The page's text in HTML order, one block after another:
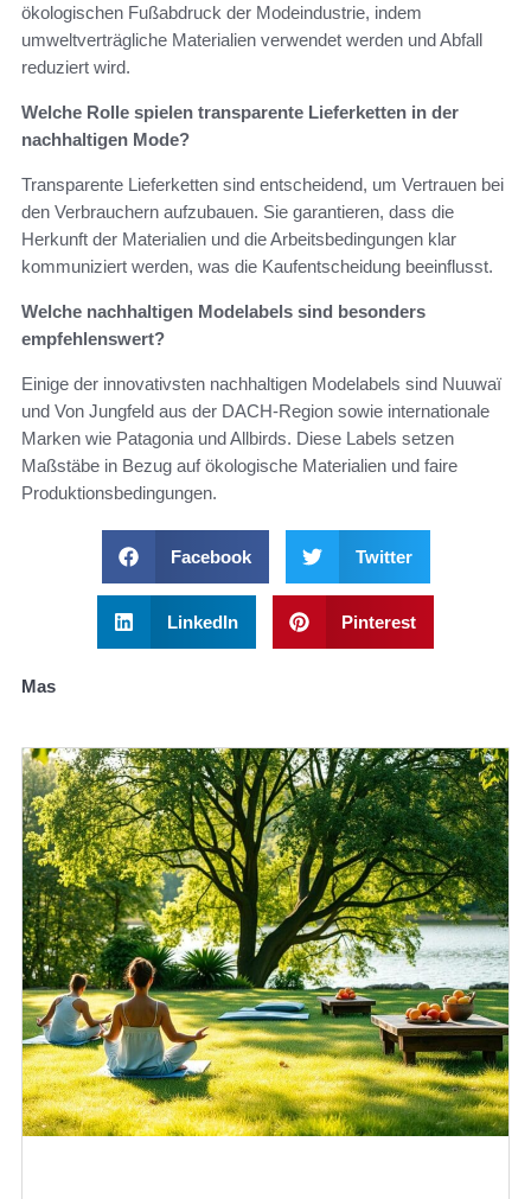
ökologischen Fußabdruck der Modeindustrie, indem
umweltverträgliche Materialien verwendet werden und Abfall
reduziert wird.
Welche Rolle spielen transparente Lieferketten in der
nachhaltigen Mode?
Transparente Lieferketten sind entscheidend, um Vertrauen bei
den Verbrauchern aufzubauen. Sie garantieren, dass die
Herkunft der Materialien und die Arbeitsbedingungen klar
kommuniziert werden, was die Kaufentscheidung beeinflusst.
Welche nachhaltigen Modelabels sind besonders
empfehlenswert?
Einige der innovativsten nachhaltigen Modelabels sind Nuuwaï
und Von Jungfeld aus der DACH-Region sowie internationale
Marken wie Patagonia und Allbirds. Diese Labels setzen
Maßstäbe in Bezug auf ökologische Materialien und faire
Produktionsbedingungen.
Facebook Twitter
LinkedIn Pinterest
Mas